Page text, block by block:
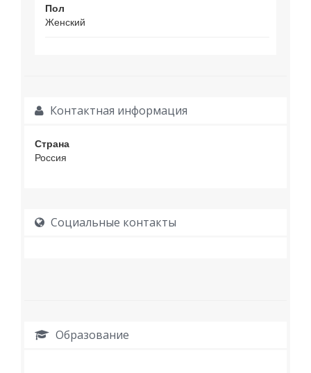
Пол
Женский
Контактная информация
Страна
Россия
Социальные контакты
Образование